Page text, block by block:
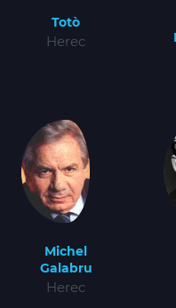
Totò
Herec
Michel
Galabru
Herec